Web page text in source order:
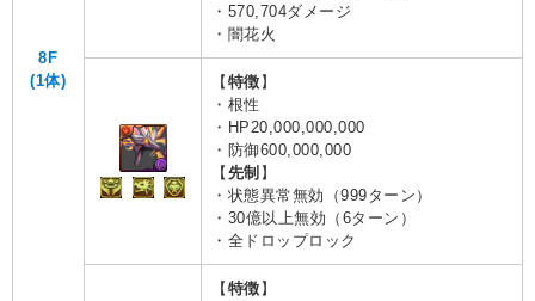
8F
(1体)
・570,704ダメージ
・闇花火
【 特徴 】
・根性
・HP20,000,000,000
・防御600,000,000
【 先制 】
・状態異常無効（999ターン）
・30億以上無効（6ターン）
・全ドロップロック
【 特徴 】